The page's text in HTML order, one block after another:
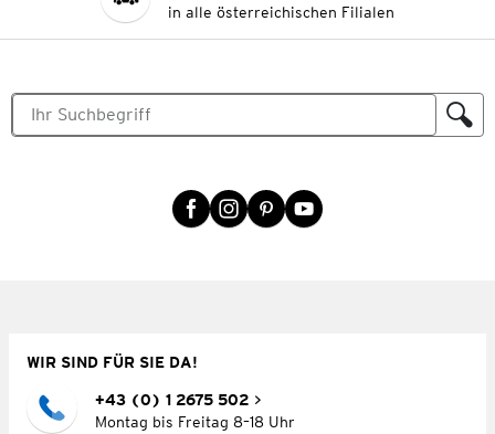
in alle österreichischen Filialen
WIR SIND FÜR SIE DA!
+43 (0) 1 2675 502
Montag bis Freitag 8–18 Uhr